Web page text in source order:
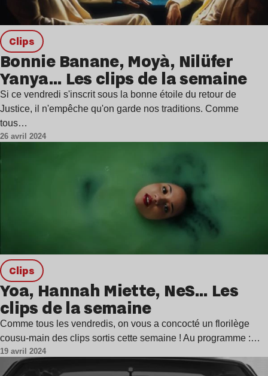
clips
Bonnie Banane, Moyà, Nilüfer
Yanya… Les clips de la semaine
Si ce vendredi s'inscrit sous la bonne étoile du retour de
Justice, il n'empêche qu'on garde nos traditions. Comme
tous…
26 avril 2024
clips
Yoa, Hannah Miette, NeS… Les
clips de la semaine
Comme tous les vendredis, on vous a concocté un florilège
cousu-main des clips sortis cette semaine ! Au programme :…
19 avril 2024